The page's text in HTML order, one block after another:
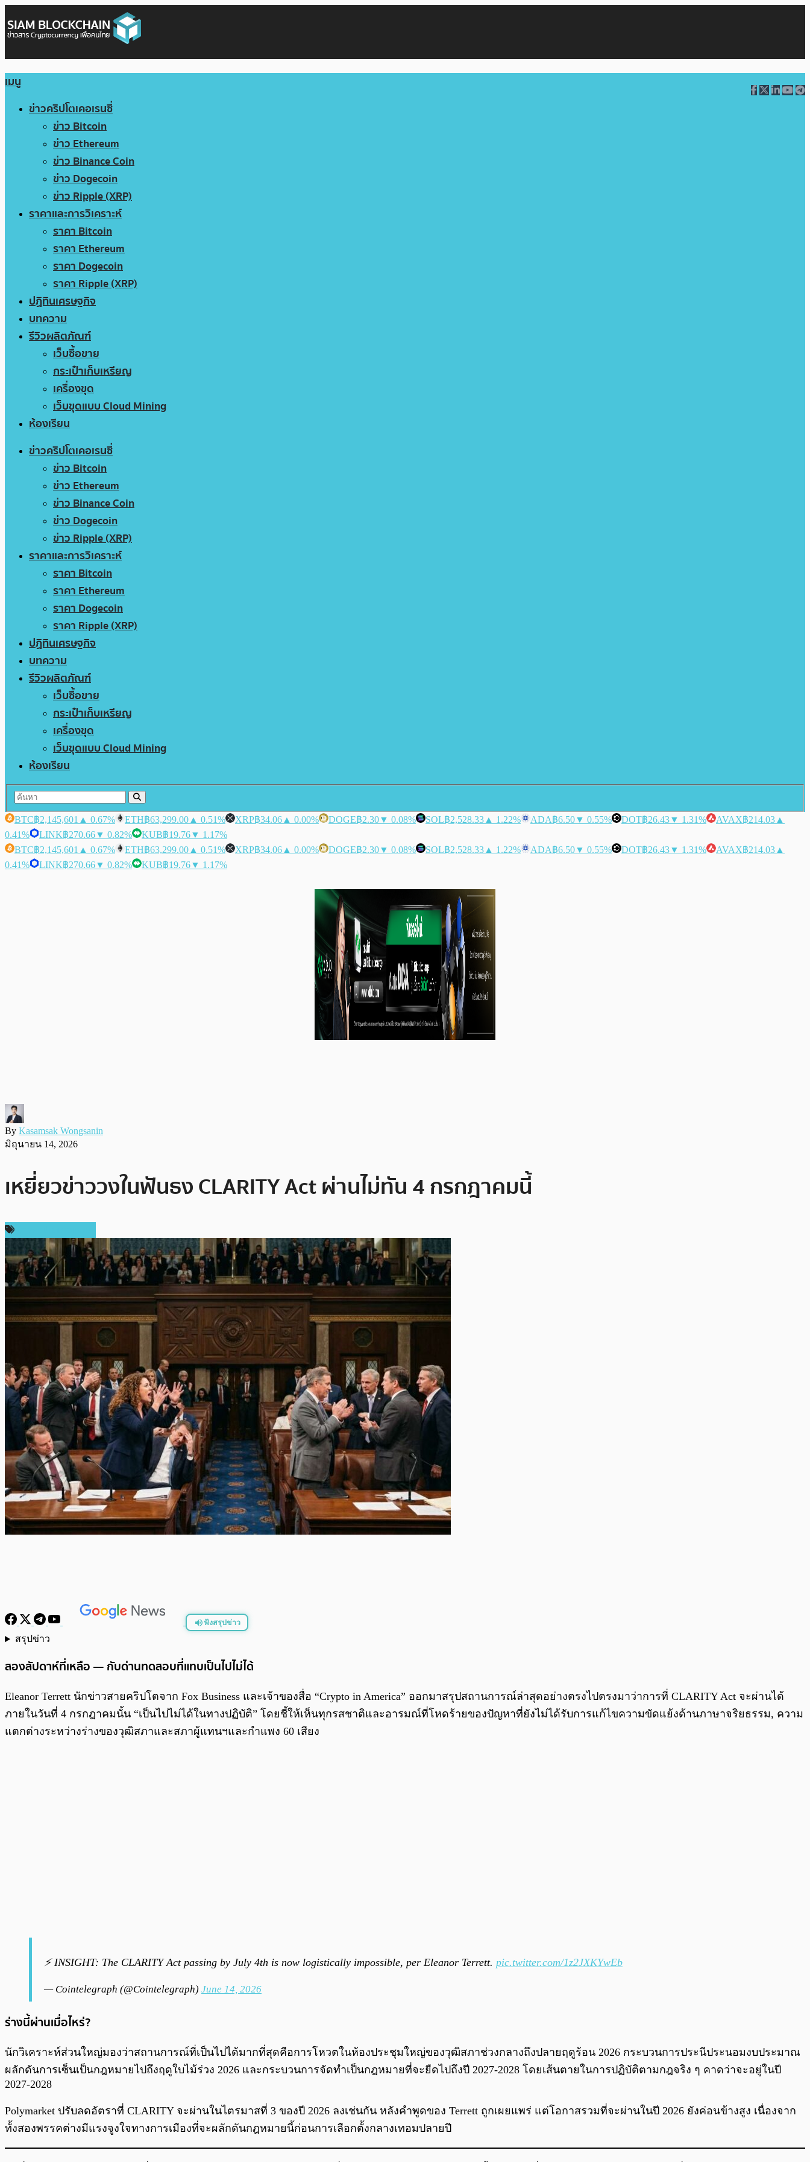
เมนู
ข่าวคริปโตเคอเรนซี่
ข่าว Bitcoin
ข่าว Ethereum
ข่าว Binance Coin
ข่าว Dogecoin
ข่าว Ripple (XRP)
ราคาและการวิเคราะห์
ราคา Bitcoin
ราคา Ethereum
ราคา Dogecoin
ราคา Ripple (XRP)
ปฏิทินเศรษฐกิจ
บทความ
รีวิวผลิตภัณฑ์
เว็บซื้อขาย
กระเป๋าเก็บเหรียญ
เครื่องขุด
เว็บขุดแบบ Cloud Mining
ห้องเรียน
ข่าวคริปโตเคอเรนซี่
ข่าว Bitcoin
ข่าว Ethereum
ข่าว Binance Coin
ข่าว Dogecoin
ข่าว Ripple (XRP)
ราคาและการวิเคราะห์
ราคา Bitcoin
ราคา Ethereum
ราคา Dogecoin
ราคา Ripple (XRP)
ปฏิทินเศรษฐกิจ
บทความ
รีวิวผลิตภัณฑ์
เว็บซื้อขาย
กระเป๋าเก็บเหรียญ
เครื่องขุด
เว็บขุดแบบ Cloud Mining
ห้องเรียน
BTC฿2,145,601 ▲ 0.67% ETH฿63,299.00 ▲ 0.51% XRP฿34.06 ▲ 0.00% DOGE฿2.30▼ 0.08% SOL฿2,528.33 ▲ 1.22% ADA฿6.50▼ 0.55% DOT฿26.43▼ 1.31% AVAX฿214.03 ▲
0.41%
LINK฿270.66▼ 0.82% KUB฿19.76▼ 1.17%
BTC฿2,145,601 ▲ 0.67% ETH฿63,299.00 ▲ 0.51% XRP฿34.06 ▲ 0.00% DOGE฿2.30▼ 0.08% SOL฿2,528.33 ▲ 1.22% ADA฿6.50▼ 0.55% DOT฿26.43▼ 1.31% AVAX฿214.03 ▲
0.41%
LINK฿270.66▼ 0.82% KUB฿19.76▼ 1.17%
By Kasamsak Wongsanin
มิถุนายน 14, 2026
เหยี่ยวข่าววงในฟันธง CLARITY Act ผ่านไม่ทัน 4 กรกฎาคมนี้
ฟังสรุปข่าว
สรุปข่าว
สองสัปดาห์ที่เหลือ — กับด่านทดสอบที่แทบเป็นไปไม่ได้
Eleanor Terrett นักข่าวสายคริปโตจาก Fox Business และเจ้าของสื่อ “Crypto in America” ออกมาสรุปสถานการณ์ล่าสุดอย่างตรงไปตรงมาว่าการที่ CLARITY Act จะผ่านได้
ภายในวันที่ 4 กรกฎาคมนั้น “เป็นไปไม่ได้ในทางปฏิบัติ” โดยชี้ให้เห็นทุกรสชาติและอารมณ์ที่โหดร้ายของปัญหาที่ยังไม่ได้รับการแก้ไขความขัดแย้งด้านภาษาจริยธรรม, ความ
แตกต่างระหว่างร่างของวุฒิสภาและสภาผู้แทนฯและกำแพง 60 เสียง
⚡ INSIGHT: The CLARITY Act passing by July 4th is now logistically impossible, per Eleanor Terrett. pic.twitter.com/1z2JXKYwEb
— Cointelegraph (@Cointelegraph) June 14, 2026
ร่างนี้ผ่านเมื่อไหร่?
นักวิเคราะห์ส่วนใหญ่มองว่าสถานการณ์ที่เป็นไปได้มากที่สุดคือการโหวตในห้องประชุมใหญ่ของวุฒิสภาช่วงกลางถึงปลายฤดูร้อน 2026 กระบวนการประนีประนอมงบประมาณ
ผลักดันการเซ็นเป็นกฎหมายไปถึงฤดูใบไม้ร่วง 2026 และกระบวนการจัดทำเป็นกฎหมายที่จะยืดไปถึงปี 2027-2028 โดยเส้นตายในการปฏิบัติตามกฎจริง ๆ คาดว่าจะอยู่ในปี
2027-2028
Polymarket ปรับลดอัตราที่ CLARITY จะผ่านในไตรมาสที่ 3 ของปี 2026 ลงเช่นกัน หลังคำพูดของ Terrett ถูกเผยแพร่ แต่โอกาสรวมที่จะผ่านในปี 2026 ยังค่อนข้างสูง เนื่องจาก
ทั้งสองพรรคต่างมีแรงจูงใจทางการเมืองที่จะผลักดันกฎหมายนี้ก่อนการเลือกตั้งกลางเทอมปลายปี